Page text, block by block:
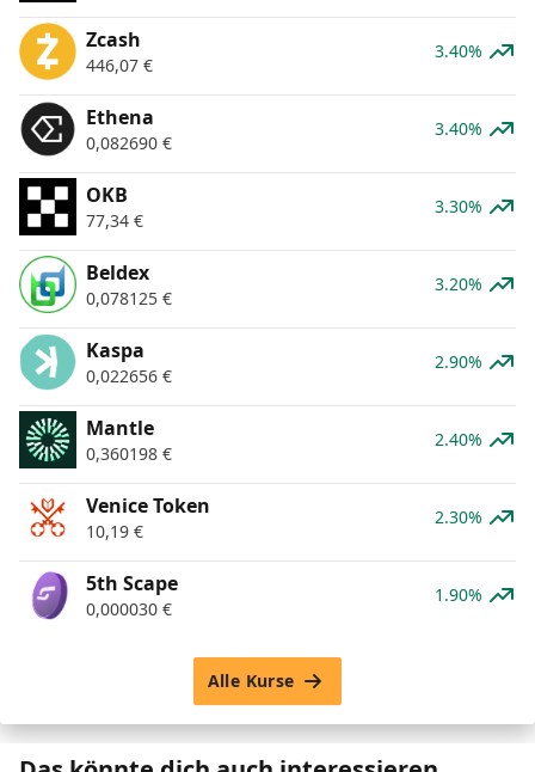
Zcash
446,07 €
3.40%
Ethena
0,082690 €
3.40%
OKB
77,34 €
3.30%
Beldex
0,078125 €
3.20%
Kaspa
0,022656 €
2.90%
Mantle
0,360198 €
2.40%
Venice Token
10,19 €
2.30%
5th Scape
0,000030 €
1.90%
Alle Kurse